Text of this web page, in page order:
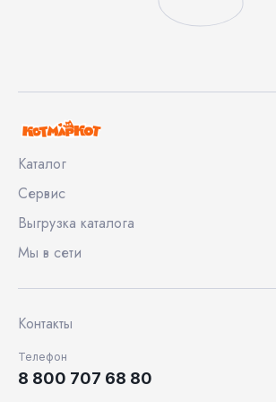
Каталог
Сервис
Выгрузка каталога
Мы в сети
Контакты
Телефон
8 800 707 68 80